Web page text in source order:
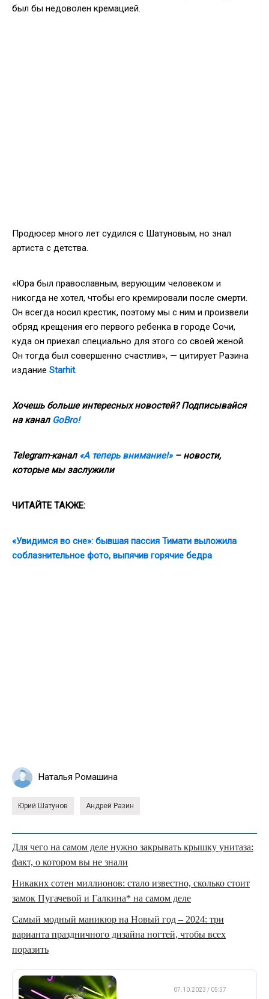
был бы недоволен кремацией.
Продюсер много лет судился с Шатуновым, но знал
артиста с детства.
«Юра был православным, верующим человеком и
никогда не хотел, чтобы его кремировали после смерти.
Он всегда носил крестик, поэтому мы с ним и произвели
обряд крещения его первого ребенка в городе Сочи,
куда он приехал специально для этого со своей женой.
Он тогда был совершенно счастлив», — цитирует Разина
издание Starhit.
Хочешь больше интересных новостей? Подписывайся
на канал GoBro!
Telegram-канал «А теперь внимание!»– новости,
которые мы заслужили
ЧИТАЙТЕ ТАКЖЕ:
«Увидимся во сне»: бывшая пассия Тимати выложила
соблазнительное фото, выпячив горячие бедра
Наталья Ромашина
Юрий Шатунов Андрей Разин
Для чего на самом деле нужно закрывать крышку унитаза:
факт, о котором вы не знали
Никаких сотен миллионов: стало известно, сколько стоит
замок Пугачевой и Галкина* на самом деле
Самый модный маникюр на Новый год – 2024: три
варианта праздничного дизайна ногтей, чтобы всех
поразить
07.10.2023 / 05:37